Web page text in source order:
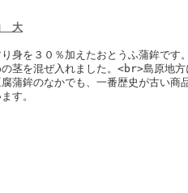
大
身を３０％加えたおとうふ蒲鉾で
茎を混ぜ入れました。<br>島原地
蒲鉾のなかでも、一番歴史が古い商
す。